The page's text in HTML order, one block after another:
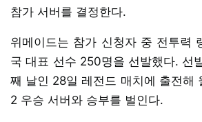
참가 서버를 결정한다.
위메이드는 참가 신청자 중 전투력
국 대표 선수 250명을 선발했다. 선
째 날인 28일 레전드 매치에 출전해
2 우승 서버와 승부를 벌인다.